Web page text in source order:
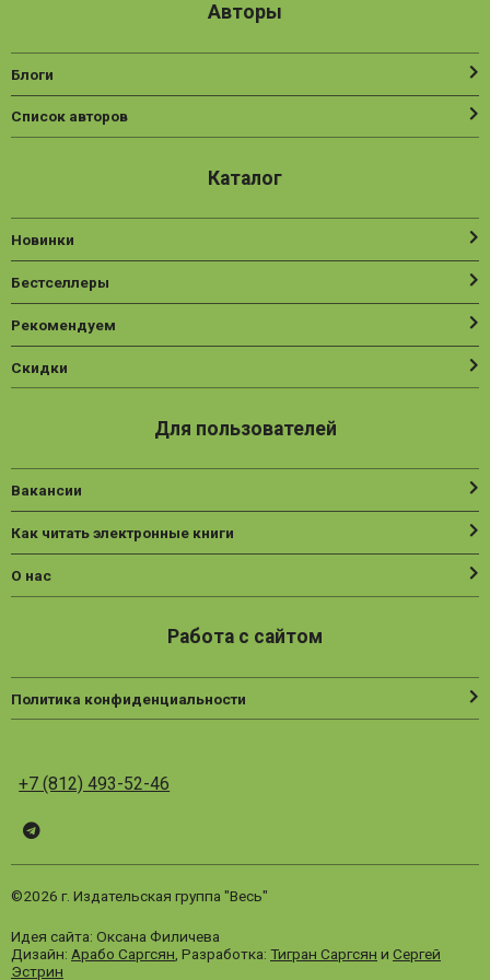
Авторы
Блоги
Список авторов
Каталог
Новинки
Бестселлеры
Рекомендуем
Скидки
Для пользователей
Вакансии
Как читать электронные книги
О нас
Работа с сайтом
Политика конфиденциальности
+7 (812) 493-52-46
Telegram
©2026 г. Издательская группа "Весь"
Идея сайта: Оксана Филичева
Дизайн: Арабо Саргсян , Разработка: Тигран Саргсян и Сергей
Эстрин